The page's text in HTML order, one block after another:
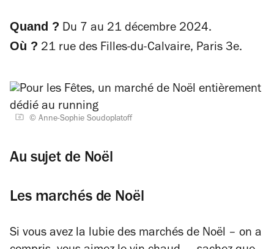
Quand ? Du 7 au 21 décembre 2024.
Où ? 21 rue des Filles-du-Calvaire, Paris 3e.
© Anne-Sophie Soudoplatoff
Au sujet de Noël
Les marchés de Noël
Si vous avez la lubie des marchés de Noël – on a